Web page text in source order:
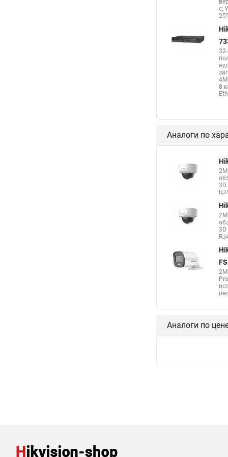
с;
8
Аналоги по
3D
3D
Аналоги по